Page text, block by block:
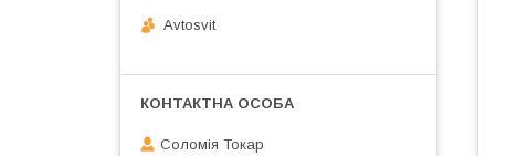
Avtosvit
Соломія Токар